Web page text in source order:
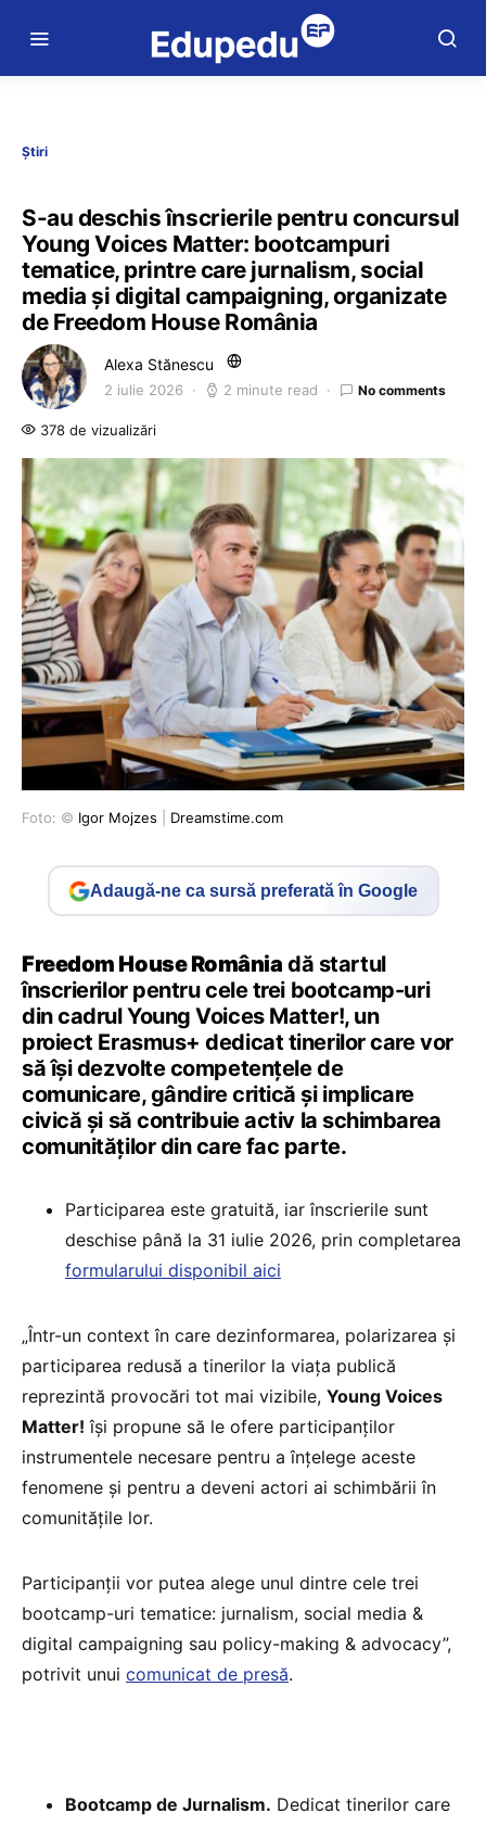
Știri
S-au deschis înscrierile pentru concursul
Young Voices Matter: bootcampuri
tematice, printre care jurnalism, social
media și digital campaigning, organizate
de Freedom House România
Alexa Stănescu
2 iulie 2026 2 minute read No comments
378 de vizualizări
Foto: © Igor Mojzes Dreamstime.com
Adaugă-ne ca sursă preferată în Google
Freedom House România dă startul
înscrierilor pentru cele trei bootcamp-uri
din cadrul Young Voices Matter!, un
proiect Erasmus+ dedicat tinerilor care vor
să își dezvolte competențele de
comunicare, gândire critică și implicare
civică și să contribuie activ la schimbarea
comunităților din care fac parte.
Participarea este gratuită, iar înscrierile sunt
deschise până la 31 iulie 2026, prin completarea
formularului disponibil aici
„Într-un context în care dezinformarea, polarizarea și
participarea redusă a tinerilor la viața publică
reprezintă provocări tot mai vizibile, Young Voices
Matter! își propune să le ofere participanților
instrumentele necesare pentru a înțelege aceste
fenomene și pentru a deveni actori ai schimbării în
comunitățile lor.
Participanții vor putea alege unul dintre cele trei
bootcamp-uri tematice: jurnalism, social media &
digital campaigning sau policy-making & advocacy”,
potrivit unui comunicat de presă.
Bootcamp de Jurnalism. Dedicat tinerilor care